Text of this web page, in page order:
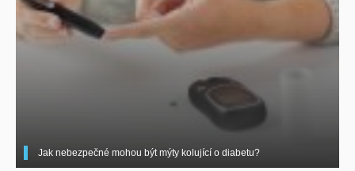
Jak nebezpečné mohou být mýty kolující o diabetu?